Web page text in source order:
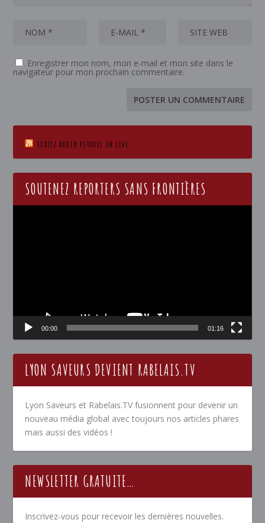
Enregistrer mon nom, mon e-mail et mon site dans le
navigateur pour mon prochain commentaire.
ECOTEZ RADIO PLURIEL EN LIVE
SOUTENEZ REPORTERS SANS FRONTIÈRES
00:00 01:16
LYON SAVEURS DEVIENT RABELAIS.TV
Lyon Saveurs et Rabelais.TV fusionnent pour devenir un
nouveau média global avec toujours nos articles phares
mais aussi des vidéos !
NEWSLETTER GRATUITE…
Inscrivez-vous pour recevoir les dernières nouvelles.